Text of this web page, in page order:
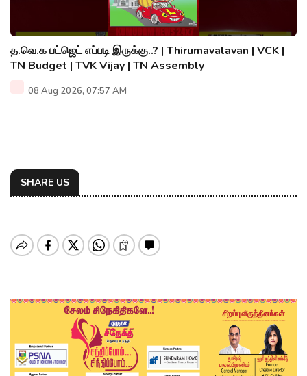
த.வெ.க பட்ஜெட் எப்படி இருக்கு..? | Thirumavalavan | VCK |
TN Budget | TVK Vijay | TN Assembly
08 Aug 2026, 07:57 AM
SHARE US